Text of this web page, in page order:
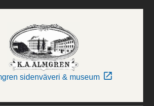
sidenväveri & museum